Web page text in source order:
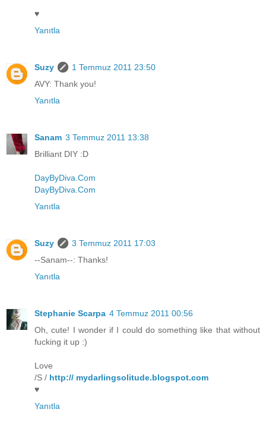
♥
Yanıtla
Suzy
1 Temmuz 2011 23:50
AVY: Thank you!
Yanıtla
Sanam 3 Temmuz 2011 13:38
Brilliant DIY :D
DayByDiva.Com
DayByDiva.Com
Yanıtla
Suzy
3 Temmuz 2011 17:03
--Sanam--: Thanks!
Yanıtla
Stephanie Scarpa 4 Temmuz 2011 00:56
Oh, cute! I wonder if I could do something like that without
fucking it up :)
Love
/S / http:// mydarlingsolitude.blogspot.com
♥
Yanıtla